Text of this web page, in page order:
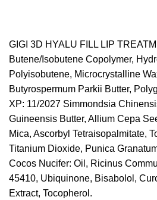
GIGI 3D HYALU FILL LIP
Butene/Isobutene Copolymer,
Polyisobutene, Microcrystalline
Butyrospermum Parkii Butter,
XP: 11/2027 Simmondsia
Guineensis Butter, Allium Cepa
Mica, Ascorbyl Tetraisopalmitate,
Titanium Dioxide, Punica
Cocos Nucifer: Oil, Ricinus
45410, Ubiquinone, Bisabolol,
Extract, Tocopherol.